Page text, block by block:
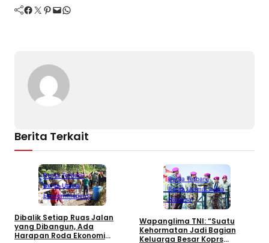
Facebook Twitter Pinterest Mail WhatsApp
Berita Terkait
Berita Terbaru
Berita Utama
EkonomiInspirasi
Dibalik Setiap Ruas Jalan
yang Dibangun, Ada
Harapan Roda Ekonomi
Berita Terbaru
Berita UtamaLingga
Nasional
Wapanglima TNI: “Suatu
Kehormatan Jadi Bagian
Keluarga Besar Koprs